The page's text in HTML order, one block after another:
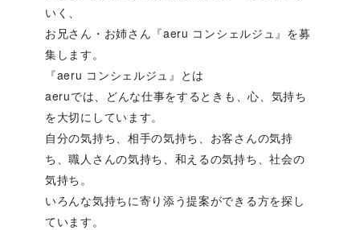
いく、
お兄さん・お姉さん『aeru コンシェルジュ』を募
集します。
『aeru コンシェルジュ』とは
aeruでは、どんな仕事をするときも、心、気持ち
を大切にしています。
自分の気持ち、相手の気持ち、お客さんの気持
ち、職人さんの気持ち、和えるの気持ち、社会の
気持ち。
いろんな気持ちに寄り添う提案ができる方を探し
ています。